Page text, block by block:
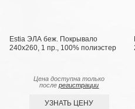
Estia ЭЛА беж. Покрывало
240х260, 1 пр., 100% полиэстер
Цена доступна только
послерегистрации
УЗНАТЬ ЦЕНУ